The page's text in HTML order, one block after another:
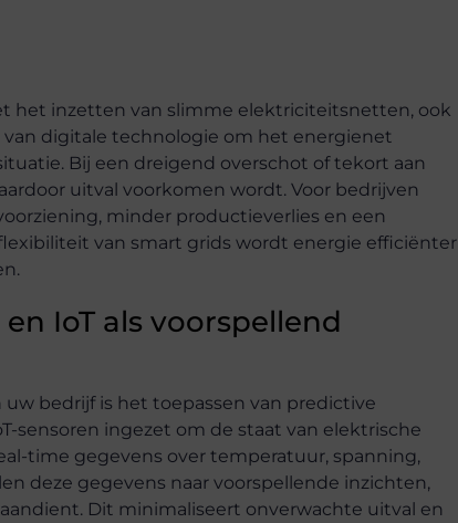
het inzetten van slimme elektriciteitsnetten, ook
digitale technologie om het energienet
Bij een dreigend overschot of tekort aan
uitval voorkomen wordt. Voor bedrijven
minder productieverlies en een
van smart grids wordt energie efficiënter
IoT als voorspellend
bedrijf is het toepassen van predictive
sensoren ingezet om de staat van elektrische
time gegevens over temperatuur, spanning,
deze gegevens naar voorspellende inzichten,
Dit minimaliseert onverwachte uitval en